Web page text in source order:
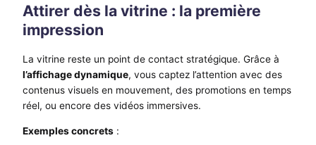
Attirer dès la vitrine : la première
impression
La vitrine reste un point de contact stratégique. Grâce à
l’affichage dynamique, vous captez l’attention avec des
contenus visuels en mouvement, des promotions en temps
réel, ou encore des vidéos immersives.
Exemples concrets :